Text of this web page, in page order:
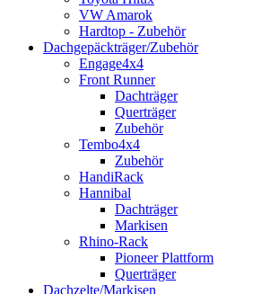
VW Amarok
Hardtop - Zubehör
Dachgepäckträger/Zubehör
Engage4x4
Front Runner
Dachträger
Querträger
Zubehör
Tembo4x4
Zubehör
HandiRack
Hannibal
Dachträger
Markisen
Rhino-Rack
Pioneer Plattform
Querträger
Dachzelte/Markisen